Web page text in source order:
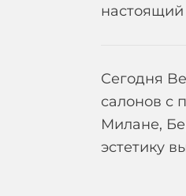
настоящий
Сегодня
салонов с
Милане,
эстетику